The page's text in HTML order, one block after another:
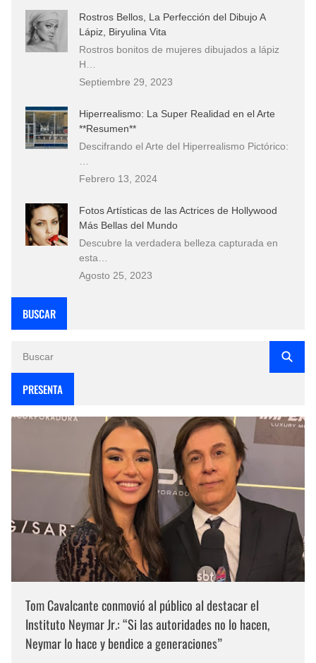
Rostros Bellos, La Perfección del Dibujo A
Lápiz, Biryulina Vita
Rostros bonitos de mujeres dibujados a lápiz
H…
Septiembre 29, 2023
Hiperrealismo: La Super Realidad en el Arte
**Resumen**
Descifrando el Arte del Hiperrealismo Pictórico:
Febrero 13, 2024
Fotos Artísticas de las Actrices de Hollywood
Más Bellas del Mundo
Descubre la verdadera belleza capturada en
esta…
Agosto 25, 2023
BUSCAR
PRESENTA
Tom Cavalcante conmovió al público al destacar el
Instituto Neymar Jr.: “Si las autoridades no lo hacen,
Neymar lo hace y bendice a generaciones”